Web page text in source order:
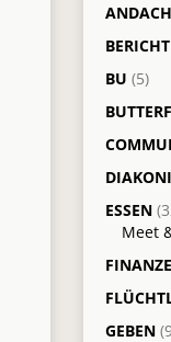
BU (5)
ESSEN
Meet
GEBEN